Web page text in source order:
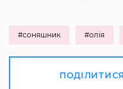
#соняшник #олія